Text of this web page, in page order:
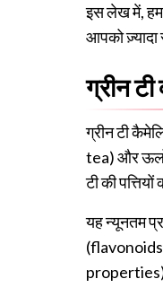
इस लेख में, हम
आपको ज़्यादा
ग्रीन
ग्रीन टी
tea) और
टी की
यह न्यूनतम
properties)